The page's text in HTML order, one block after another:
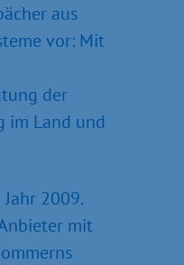
aus
vor: Mit
der
im Land und
2009.
mit